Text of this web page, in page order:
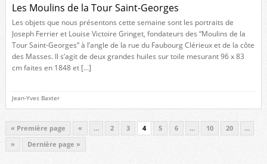
Les Moulins de la Tour Saint-Georges
Les objets que nous présentons cette semaine sont les portraits de
Joseph Ferrier et Louise Victoire Gringet, fondateurs des “Moulins de la
Tour Saint-Georges” à l’angle de la rue du Faubourg Clérieux et de la côte
des Masses. Il s’agit de deux grandes huiles sur toile mesurant 96 x 83
cm faites en 1848 et […]
Jean-Yves Baxter
« Première page « … 2 3 4 5 6 … 10 20
…
»
Dernière page »